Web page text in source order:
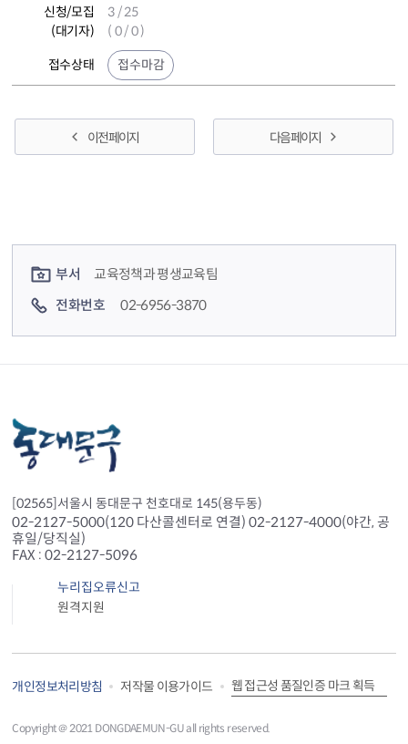
신청/모집
(대기자)
3 / 25
( 0 / 0 )
접수상태 접수마감
이전 페이지 다음 페이지
부서
교육정책과 평생교육팀
전화번호
02-6956-3870
[02565]서울시 동대문구 천호대로 145(용두동)
02-2127-5000(120 다산콜센터로 연결) 02-2127-4000(야간, 공
휴일/당직실)
FAX : 02-2127-5096
누리집오류신고
원격지원
개인정보처리방침 저작물 이용가이드 웹 접근성 품질인증 마크 획득
Copyright＠ 2021 DONGDAEMUN-GU all rights reserved.